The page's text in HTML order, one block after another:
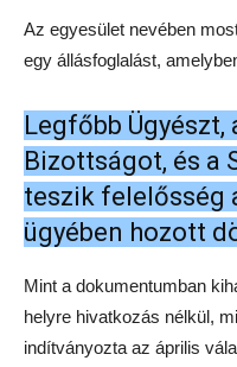
Az egyesület nevében
egy állásfoglalást,
Legfőbb
Bizottságot, és a
teszik felelősség
ügyében hozott
Mint a dokumentumban
helyre hivatkozás nélkül,
indítványozta az április